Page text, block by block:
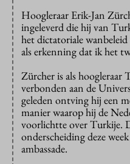
Hoogleraar Erik-Jan
ingeleverd die hij van
het dictatoriale
als erkenning dat ik het
Zürcher is als hoogleraar
verbonden aan de
geleden ontving hij een
manier waarop hij de
voorlichtte over Turkije.
onderscheiding deze
ambassade.